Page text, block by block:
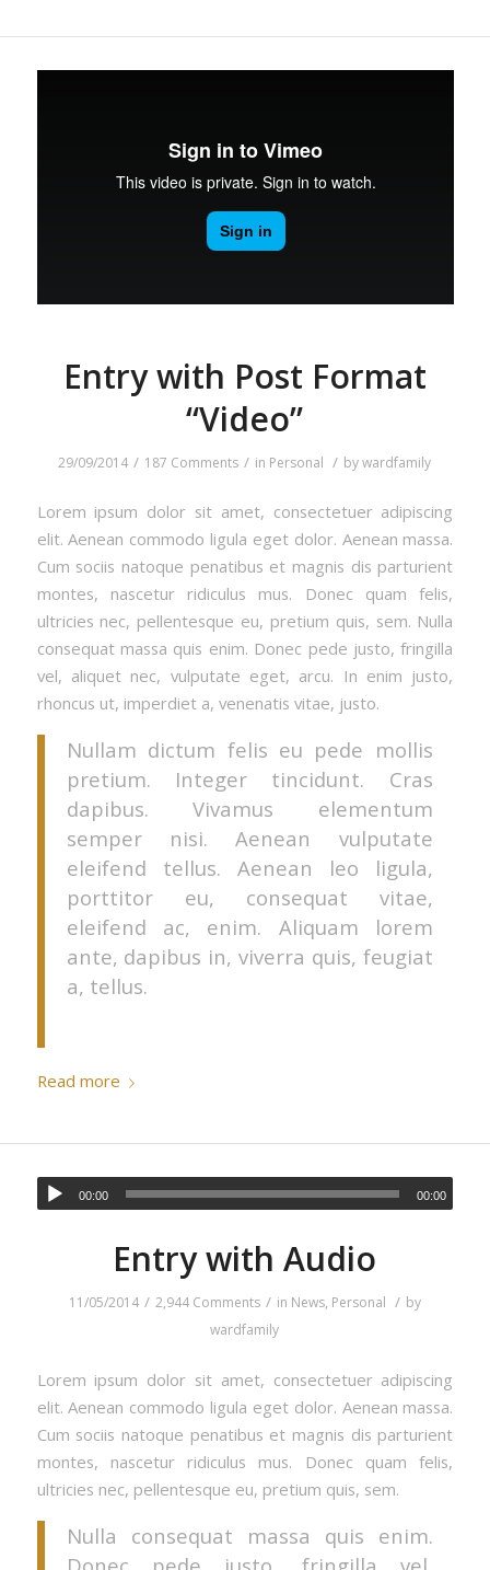
Entry with Post Format
“Video”
29/09/2014 / 187 Comments / in Personal / bywardfamily
Lorem ipsum dolor sit amet, consectetuer adipiscing
elit. Aenean commodo ligula eget dolor. Aenean massa.
Cum sociis natoque penatibus et magnis dis parturient
montes, nascetur ridiculus mus. Donec quam felis,
ultricies nec, pellentesque eu, pretium quis, sem. Nulla
consequat massa quis enim. Donec pede justo, fringilla
vel, aliquet nec, vulputate eget, arcu. In enim justo,
rhoncus ut, imperdiet a, venenatis vitae, justo.
Nullam dictum felis eu pede mollis
pretium. Integer tincidunt. Cras
dapibus. Vivamus elementum
semper nisi. Aenean vulputate
eleifend tellus. Aenean leo ligula,
porttitor eu, consequat vitae,
eleifend ac, enim. Aliquam lorem
ante, dapibus in, viverra quis, feugiat
a, tellus.
Read more
00:00 00:00
Entry with Audio
11/05/2014 / 2,944 Comments / in News, Personal / by
wardfamily
Lorem ipsum dolor sit amet, consectetuer adipiscing
elit. Aenean commodo ligula eget dolor. Aenean massa.
Cum sociis natoque penatibus et magnis dis parturient
montes, nascetur ridiculus mus. Donec quam felis,
ultricies nec, pellentesque eu, pretium quis, sem.
Nulla consequat massa quis enim.